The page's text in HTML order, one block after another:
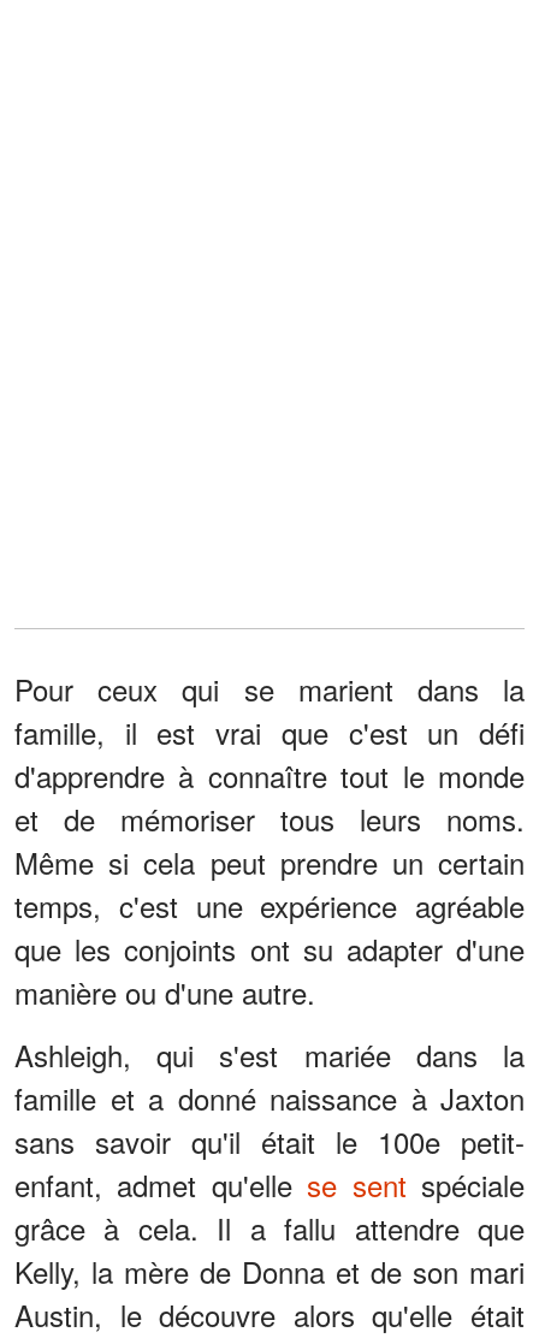
Pour ceux qui se marient dans la
famille, il est vrai que c'est un défi
d'apprendre à connaître tout le monde
et de mémoriser tous leurs noms.
Même si cela peut prendre un certain
temps, c'est une expérience agréable
que les conjoints ont su adapter d'une
manière ou d'une autre.
Ashleigh, qui s'est mariée dans la
famille et a donné naissance à Jaxton
sans savoir qu'il était le 100e petit-
enfant, admet qu'elle se sent spéciale
grâce à cela. Il a fallu attendre que
Kelly, la mère de Donna et de son mari
Austin, le découvre alors qu'elle était